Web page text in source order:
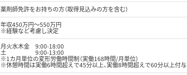
薬剤師免許をお持ちの方（取得見込みの方を含む）
年収450万円～550万円
※経験など考慮し決定
月火水木金 9:00-18:00
土 9:00-13:00
※1カ月単位の変形労働時間制（実働168時間/月単位）
※休憩時間は実働6時間超えで45分以上、実働8時間超えで60分以上付与